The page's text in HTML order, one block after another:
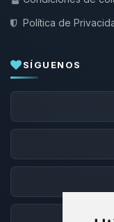
Política de
SÍGUENOS